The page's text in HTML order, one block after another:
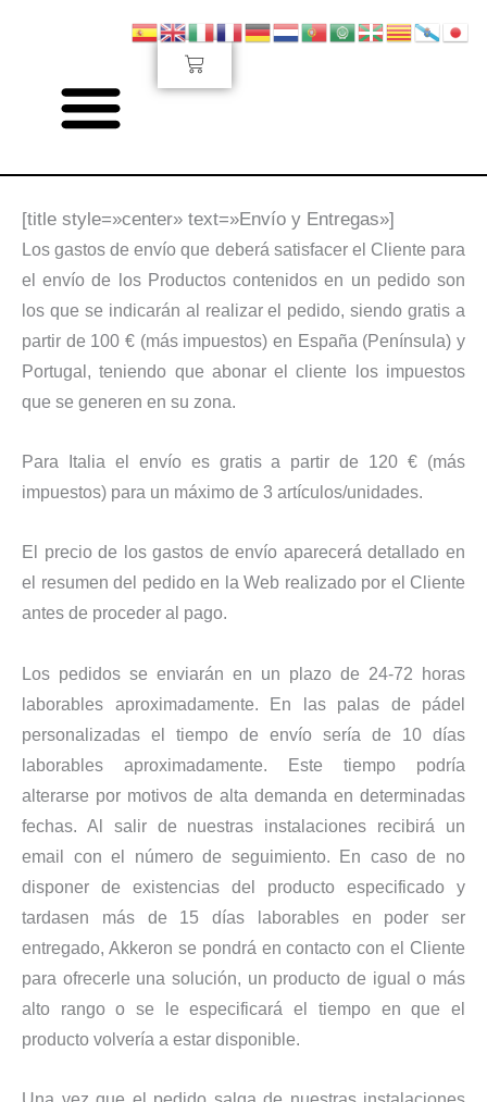
Carrito
[title style=»center» text=»Envío y Entregas»]
Los gastos de envío que deberá satisfacer el Cliente para
el envío de los Productos contenidos en un pedido son
los que se indicarán al realizar el pedido, siendo gratis a
partir de 100 € (más impuestos) en España (Península) y
Portugal, teniendo que abonar el cliente los impuestos
que se generen en su zona.
Para Italia el envío es gratis a partir de 120 € (más
impuestos) para un máximo de 3 artículos/unidades.
El precio de los gastos de envío aparecerá detallado en
el resumen del pedido en la Web realizado por el Cliente
antes de proceder al pago.
Los pedidos se enviarán en un plazo de 24-72 horas
laborables aproximadamente. En las palas de pádel
personalizadas el tiempo de envío sería de 10 días
laborables aproximadamente. Este tiempo podría
alterarse por motivos de alta demanda en determinadas
fechas. Al salir de nuestras instalaciones recibirá un
email con el número de seguimiento. En caso de no
disponer de existencias del producto especificado y
tardasen más de 15 días laborables en poder ser
entregado, Akkeron se pondrá en contacto con el Cliente
para ofrecerle una solución, un producto de igual o más
alto rango o se le especificará el tiempo en que el
producto volvería a estar disponible.